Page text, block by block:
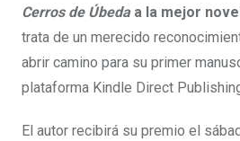
Cerros de Úbeda a la mejor
trata de un merecido
abrir camino para su primer
plataforma Kindle Direct
El autor recibirá su premio el